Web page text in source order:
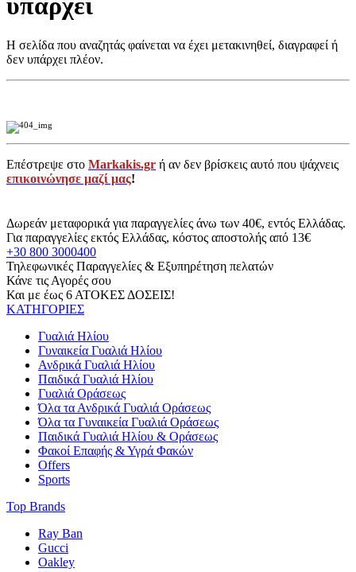
υπάρχει
Η σελίδα που αναζητάς φαίνεται να έχει μετακινηθεί, διαγραφεί ή
δεν υπάρχει πλέον.
Επέστρεψε στο Markakis.gr ή αν δεν βρίσκεις αυτό που ψάχνεις
επικοινώνησε μαζί μας!
Δωρεάν μεταφορικά για παραγγελίες άνω των 40€, εντός Ελλάδας.
Για παραγγελίες εκτός Ελλάδας, κόστος αποστολής από 13€
+30 800 3000400
Τηλεφωνικές Παραγγελίες & Εξυπηρέτηση πελατών
Κάνε τις Αγορές σου
Και με έως 6 ΑΤΟΚΕΣ ΔΟΣΕΙΣ!
ΚΑΤΗΓΟΡΙΕΣ
Γυαλιά Ηλίου
Γυναικεία Γυαλιά Ηλίου
Ανδρικά Γυαλιά Ηλίου
Παιδικά Γυαλιά Ηλίου
Γυαλιά Οράσεως
Όλα τα Ανδρικά Γυαλιά Οράσεως
Όλα τα Γυναικεία Γυαλιά Οράσεως
Παιδικά Γυαλιά Ηλίου & Οράσεως
Φακοί Επαφής & Υγρά Φακών
Offers
Sports
Top Brands
Ray Ban
Gucci
Oakley